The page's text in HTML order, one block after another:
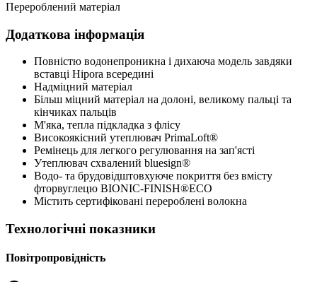
Перероблений матеріал
Додаткова інформація
Повністю водонепроникна і дихаюча модель завдяки
вставці Hipora всередині
Надміцний матеріал
Більш міцний матеріал на долоні, великому пальці та
кінчиках пальців
М'яка, тепла підкладка з флісу
Високоякісний утеплювач PrimaLoft®
Ремінець для легкого регулювання на зап'ясті
Утеплювач схвалений bluesign®
Водо- та брудовідштовхуюче покриття без вмісту
фторвуглецю BIONIC-FINISH®ECO
Містить сертифіковані перероблені волокна
Технологічні показники
Повітропровідність